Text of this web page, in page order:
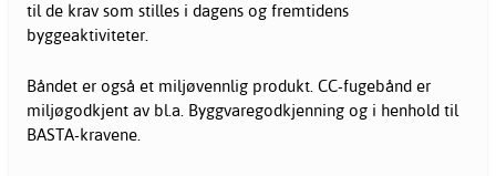
til de krav som stilles i dagens og fremtidens
byggeaktiviteter.
Båndet er også et miljøvennlig produkt. CC-fugebånd er
miljøgodkjent av bl.a. Byggvaregodkjenning og i henhold til
BASTA-kravene.